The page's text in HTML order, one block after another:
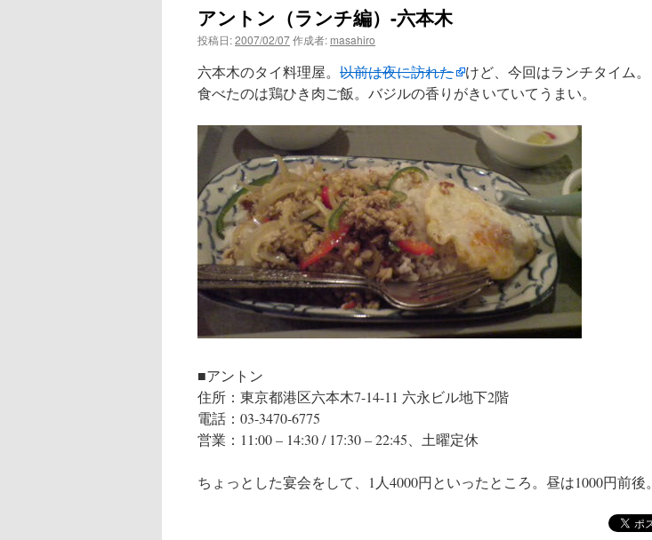
へ
ス
キ
プ
アントン（ランチ編）-六本木
投稿日:2007/02/07作成者: masahiro
六本木のタイ料理屋。 以前は夜に訪れた
けど、今回はランチタイム。
食べたのは鶏ひき肉ご飯。バジルの香りがきいていてうまい。
■アントン
住所：東京都港区六本木7-14-11 六永ビル地下2階
電話：03-3470-6775
営業：11:00 – 14:30 / 17:30 – 22:45、土曜定休
ちょっとした宴会をして、1人4000円といったところ。昼は1000円前後。